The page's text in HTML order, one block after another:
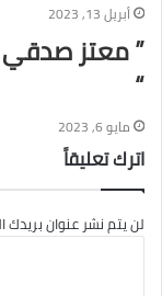
أبريل 13, 2023
” معتز صدقي
“
مايو 6, 2023
اترك تعليقاً
لن يتم نشر عنوان بريدك